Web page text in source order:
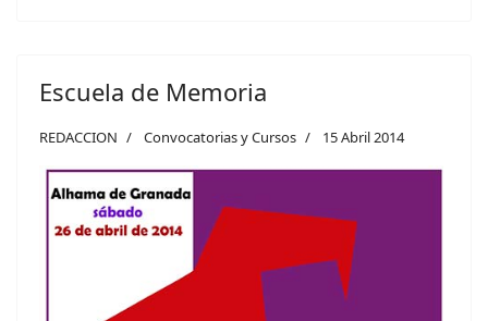
Escuela de Memoria
REDACCION Convocatorias y Cursos 15 Abril 2014